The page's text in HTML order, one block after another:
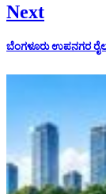
Next
ಬೆಂಗಳೂರು ಉಪನಗರ